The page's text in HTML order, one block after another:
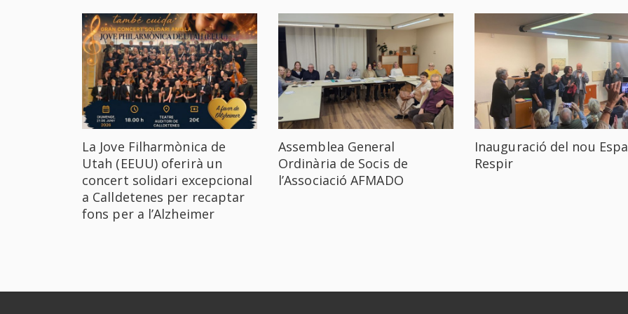
La Jove Filharmònica de
Utah (EEUU) oferirà un
concert solidari excepcional
a Calldetenes per recaptar
fons per a l’Alzheimer
Assemblea General
Ordinària de Socis de
l’Associació AFMADO
Inauguració del nou
Respir